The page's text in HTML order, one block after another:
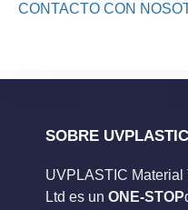
CONTACTO CON
SOBRE UVPLASTIC
UVPLASTIC Material
Ltd es un ONE-STOP